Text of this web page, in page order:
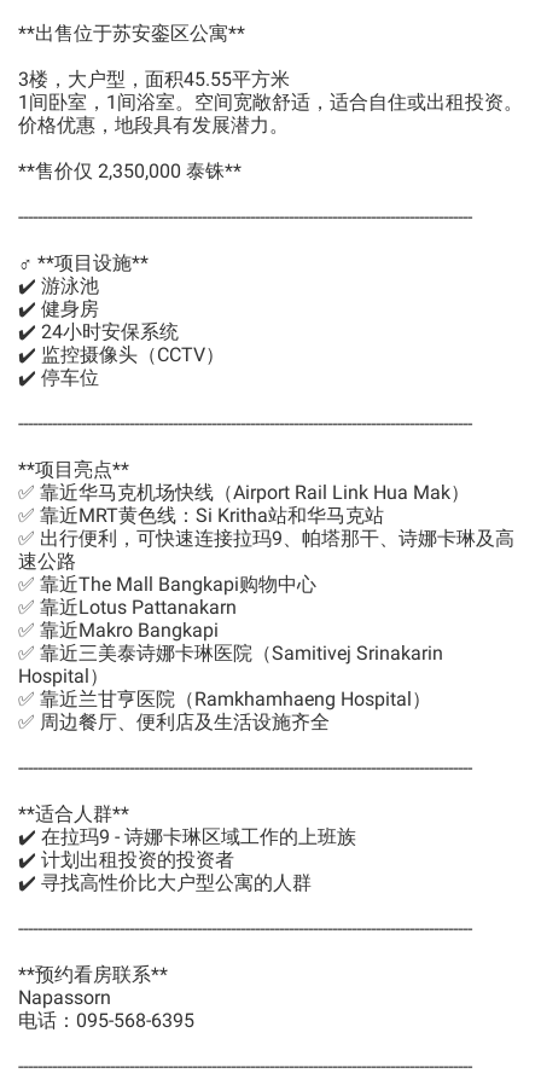
**出售位于苏安銮区公寓**
3楼，大户型，面积45.55平方米
1间卧室，1间浴室。空间宽敞舒适，适合自住或出租投资。
价格优惠，地段具有发展潜力。
**售价仅 2,350,000 泰铢**
----------------------------------------------------------------------------------------------
‍♂️ **项目设施**
✔️ 游泳池
✔️ 健身房
✔️ 24小时安保系统
✔️ 监控摄像头（CCTV）
✔️ 停车位
----------------------------------------------------------------------------------------------
**项目亮点**
✅ 靠近华马克机场快线（Airport Rail Link Hua Mak）
✅ 靠近MRT黄色线：Si Kritha站和华马克站
✅ 出行便利，可快速连接拉玛9、帕塔那干、诗娜卡琳及高
速公路
✅ 靠近The Mall Bangkapi购物中心
✅ 靠近Lotus Pattanakarn
✅ 靠近Makro Bangkapi
✅ 靠近三美泰诗娜卡琳医院（Samitivej Srinakarin
Hospital）
✅ 靠近兰甘亨医院（Ramkhamhaeng Hospital）
✅ 周边餐厅、便利店及生活设施齐全
----------------------------------------------------------------------------------------------
**适合人群**
✔️ 在拉玛9 - 诗娜卡琳区域工作的上班族
✔️ 计划出租投资的投资者
✔️ 寻找高性价比大户型公寓的人群
----------------------------------------------------------------------------------------------
**预约看房联系**
Napassorn
电话：095-568-6395
----------------------------------------------------------------------------------------------